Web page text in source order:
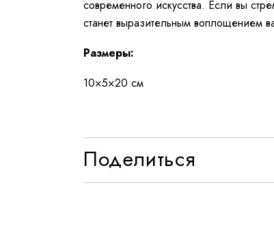
современного искусства. Если вы
станет выразительным воплощением
Размеры:
10×5×20 см
Поделиться